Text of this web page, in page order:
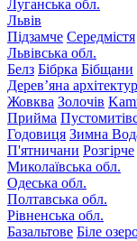
Луганська обл.
Львів
Підзамче Середмістя
Львівська обл.
Белз Бібрка Бібщани
Дерев’яна
Жовква Золочів
Прийма
Годовиця Зимна
П'ятничани Розгірче
Миколаївська обл.
Одеська обл.
Полтавська обл.
Рівненська обл.
Базальтове Біле